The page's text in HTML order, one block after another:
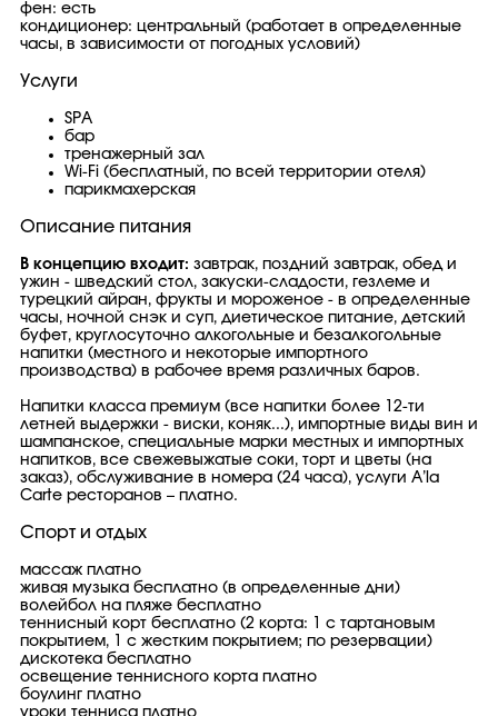
фен: есть
кондиционер: центральный (работает в определенные
часы, в зависимости от погодных условий)
Услуги
SPA
бар
тренажерный зал
Wi-Fi (бесплатный, по всей территории отеля)
парикмахерская
Описание питания
В концепцию входит: завтрак, поздний завтрак, обед и
ужин - шведский стол, закуски-сладости, гезлеме и
турецкий айран, фрукты и мороженое - в определенные
часы, ночной снэк и суп, диетическое питание, детский
буфет, круглосуточно алкогольные и безалкогольные
напитки (местного и некоторые импортного
производства) в рабочее время различных баров.
Напитки класса премиум (все напитки более 12-ти
летней выдержки - виски, коняк...), импортные виды вин и
шампанское, специальные марки местных и импортных
напитков, все свежевыжатые соки, торт и цветы (на
заказ), обслуживание в номера (24 часа), услуги A’la
Carte ресторанов – платно.
Спорт и отдых
массаж платно
живая музыка бесплатно (в определенные дни)
волейбол на пляже бесплатно
теннисный корт бесплатно (2 корта: 1 с тартановым
покрытием, 1 с жестким покрытием; по резервации)
дискотека бесплатно
освещение теннисного корта платно
боулинг платно
уроки тенниса платно